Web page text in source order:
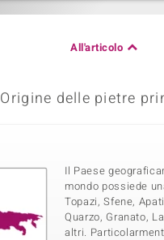
All'articolo
Origine delle pietre
Il Paese
mondo possiede
Topazi, Sfene,
Quarzo, Granato,
altri.